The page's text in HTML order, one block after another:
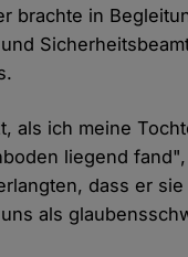
brachte in
als ich meine
liegend
dass er
als